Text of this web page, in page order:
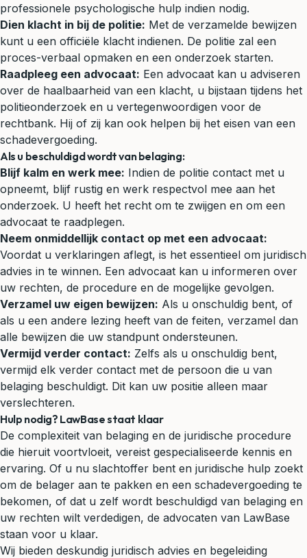
professionele psychologische hulp indien nodig.
Dien klacht in bij de politie: Met de verzamelde bewijzen
kunt u een officiële klacht indienen. De politie zal een
proces-verbaal opmaken en een onderzoek starten.
Raadpleeg een advocaat: Een advocaat kan u adviseren
over de haalbaarheid van een klacht, u bijstaan tijdens het
politieonderzoek en u vertegenwoordigen voor de
rechtbank. Hij of zij kan ook helpen bij het eisen van een
schadevergoeding.
Als u beschuldigd wordt van belaging:
Blijf kalm en werk mee: Indien de politie contact met u
opneemt, blijf rustig en werk respectvol mee aan het
onderzoek. U heeft het recht om te zwijgen en om een
advocaat te raadplegen.
Neem onmiddellijk contact op met een advocaat:
Voordat u verklaringen aflegt, is het essentieel om juridisch
advies in te winnen. Een advocaat kan u informeren over
uw rechten, de procedure en de mogelijke gevolgen.
Verzamel uw eigen bewijzen: Als u onschuldig bent, of
als u een andere lezing heeft van de feiten, verzamel dan
alle bewijzen die uw standpunt ondersteunen.
Vermijd verder contact: Zelfs als u onschuldig bent,
vermijd elk verder contact met de persoon die u van
belaging beschuldigt. Dit kan uw positie alleen maar
verslechteren.
Hulp nodig? LawBase staat klaar
De complexiteit van belaging en de juridische procedure
die hieruit voortvloeit, vereist gespecialiseerde kennis en
ervaring. Of u nu slachtoffer bent en juridische hulp zoekt
om de belager aan te pakken en een schadevergoeding te
bekomen, of dat u zelf wordt beschuldigd van belaging en
uw rechten wilt verdedigen, de advocaten van LawBase
staan voor u klaar.
Wij bieden deskundig juridisch advies en begeleiding